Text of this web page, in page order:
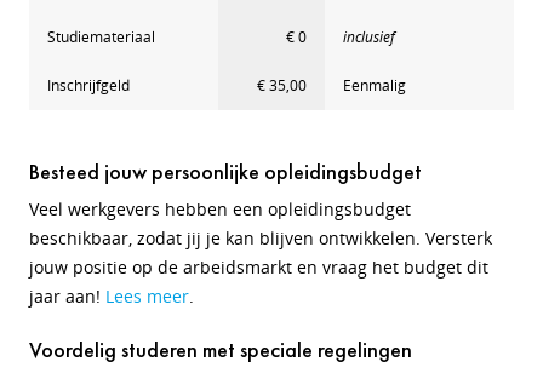
Studiemateriaal € 0 inclusief
Inschrijfgeld € 35,00 Eenmalig
Besteed jouw persoonlijke opleidingsbudget
Veel werkgevers hebben een opleidingsbudget
beschikbaar, zodat jij je kan blijven ontwikkelen. Versterk
jouw positie op de arbeidsmarkt en vraag het budget dit
jaar aan! Lees meer.
Voordelig studeren met speciale regelingen